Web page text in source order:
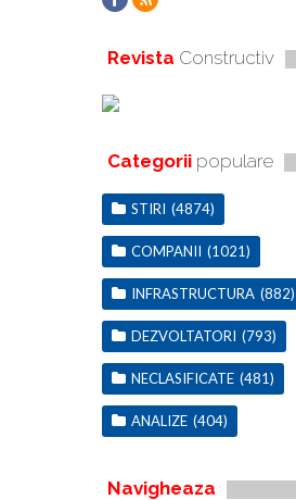
Revista Constructiv
Categorii populare
STIRI (4874)
COMPANII (1021)
INFRASTRUCTURA (882)
DEZVOLTATORI (793)
NECLASIFICATE (481)
ANALIZE (404)
Navigheaza